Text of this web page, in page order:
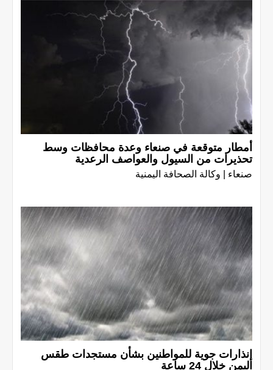
أمطار متوقعة في صنعاء وعدة محافظات وسط
تحذيرات من السيول والعواصف الرعدية
صنعاء | وكالة الصحافة اليمنية
إنذارات جوية للمواطنين بشأن مستجدات طقس
اليمن خلال 24 ساعة